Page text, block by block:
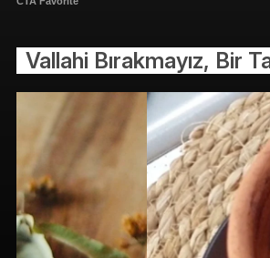
Vallahi Bırakmayız, Bir